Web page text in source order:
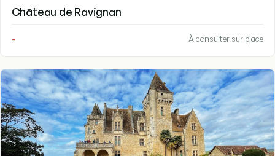
Château de Ravignan
- À consulter sur place